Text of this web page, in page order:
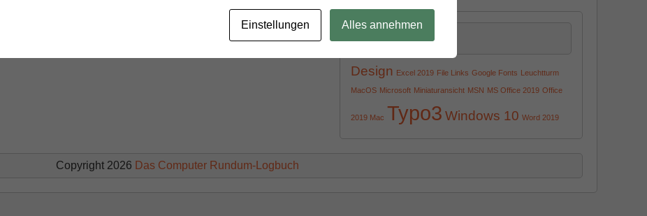
Cloud
Design Excel 2019 File Links Google Fonts Leuchtturm
MacOS Microsoft Miniaturansicht MSN MS Office 2019 Office
2019 Mac Typo3 Windows 10 Word 2019
Copyright 2026 Das Computer Rundum-Logbuch
Einstellungen Alles annehmen